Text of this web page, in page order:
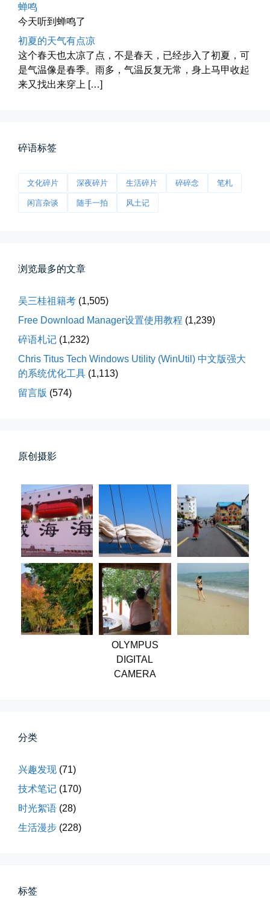
从马化腾模仿ICQ的OICQ时...
📅 04-25 21:39👤 Zairun
春雪挂树枝
早晨在厨房时一抬头，看到窗外已...
📅 04-06 08:28👤 Zairun
第一次用AI做视频，我把许嵩歌...
📅 03-31 22:37👤 Zairun
蝉鸣
今天听到蝉鸣了
初夏的天气有点凉
这个春天也太凉了点，不是春天，已经步入了初夏，可
是气温像是春季。雨多，气温反复无常，身上马甲收起
来又找出来穿上 […]
碎语标签
文化碎片 深夜碎片 生活碎片 碎碎念 笔札
闲言杂谈 随手一拍 风土记
浏览最多的文章
吴三桂祖籍考 (1,505)
Free Download Manager设置使用教程 (1,239)
碎语札记 (1,232)
Chris Titus Tech Windows Utility (WinUtil) 中文版强大
的系统优化工具 (1,113)
留言版 (574)
原创摄影
OLYMPUS
DIGITAL
CAMERA
分类
兴趣发现 (71)
技术笔记 (170)
时光絮语 (28)
生活漫步 (228)
标签